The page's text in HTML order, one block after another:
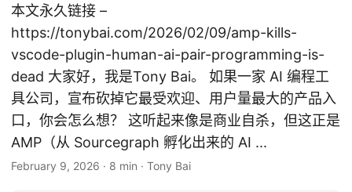
本文永久链接 –
https://tonybai.com/2026/02/09/amp-kills-
vscode-plugin-human-ai-pair-programming-is-
dead 大家好，我是Tony Bai。 如果一家 AI 编程工
具公司，宣布砍掉它最受欢迎、用户量最大的产品入
口，你会怎么想？ 这听起来像是商业自杀，但这正是
AMP（从 Sourcegraph 孵化出来的 AI ...
February 9, 2026 · 8 min · Tony Bai